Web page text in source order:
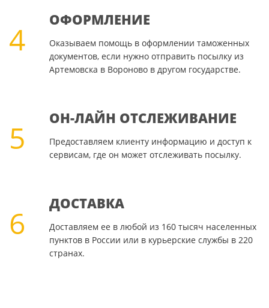
4
ОФОРМЛЕНИЕ
Оказываем помощь в оформлении таможенных
документов, если нужно отправить посылку из
Артемовска в Вороново в другом государстве.
5
ОН-ЛАЙН ОТСЛЕЖИВАНИЕ
Предоставляем клиенту информацию и доступ к
сервисам, где он может отслеживать посылку.
6
ДОСТАВКА
Доставляем ее в любой из 160 тысяч населенных
пунктов в России или в курьерские службы в 220
странах.